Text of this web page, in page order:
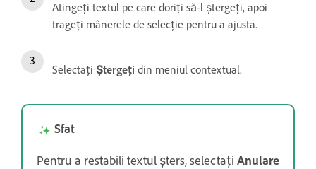
Atingeți textul pe care doriți să-l ștergeți, apoi
trageți mânerele de selecție pentru a ajusta.
Selectați Ștergeți din meniul contextual.
Sfat
Pentru a restabili textul șters, selectați Anulare